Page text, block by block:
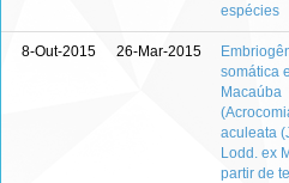
espécies
8-Out-2015 26-Mar-2015
somática
Macaúba
aculeata
Lodd. ex
partir de